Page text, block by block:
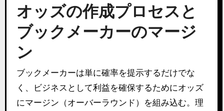
オッズの作成プロセスと
ブックメーカーのマージ
ン
ブックメーカーは単に確率を提示するだけでな
く、ビジネスとして利益を確保するためにオッズ
にマージン（オーバーラウンド）を組み込む。理